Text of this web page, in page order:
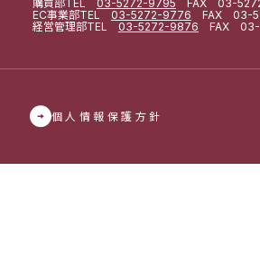
購買部TEL 03-5272-9795 FAX 03-
EC事業部TEL 03-5272-9776 FAX 03-
経営管理部TEL 03-5272-9876 FAX 03-
個人情報保護方針